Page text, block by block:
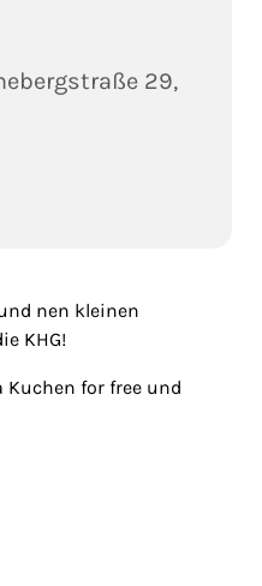
29,
nen kleinen
KHG!
Kuchen for free und